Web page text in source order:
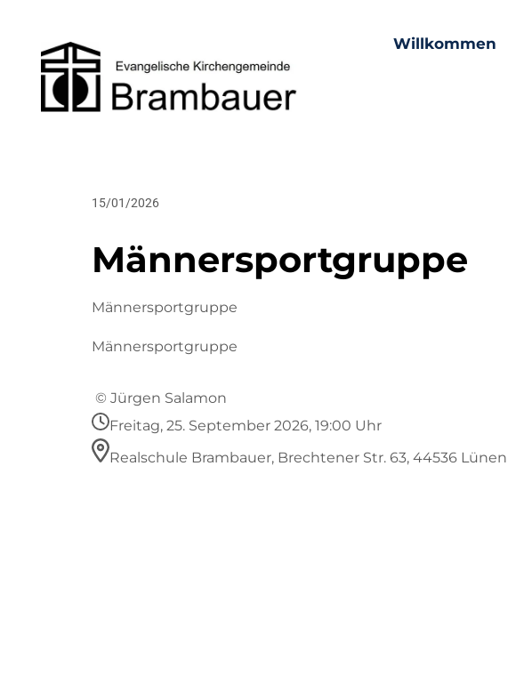
Willkommen
15/01/2026
Männersportgruppe
Männersportgruppe
Männersportgruppe
© Jürgen Salamon
Freitag, 25. September 2026, 19:00 Uhr
Realschule Brambauer, Brechtener Str. 63, 44536 Lünen